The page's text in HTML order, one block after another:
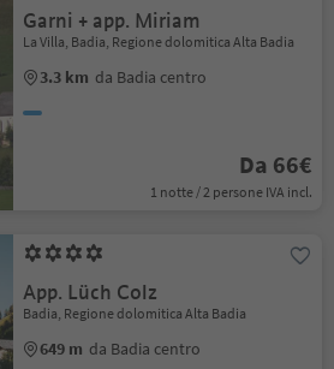
Garni + app. Miriam
La Villa, Badia, Regione dolomitica Alta Badia
3.3 km da Badia centro
Da 66€
1 notte / 2 persone IVA incl.
App. Lüch Colz
Badia, Regione dolomitica Alta Badia
649 m da Badia centro